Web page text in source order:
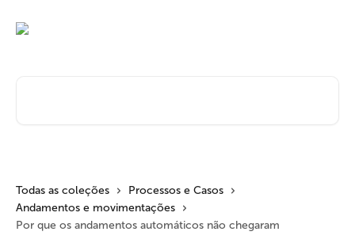
Todas as coleções
Processos e Casos
Andamentos e movimentações
Por que os andamentos automáticos não chegaram